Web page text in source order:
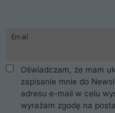
komunikacja ze sklepem
danych osobowych.
ProLine to czysta
Zaopatrzysz się u nas w
takie jak procesory, karty
dyski SSD, M.2 oraz
najlepszy zasilacz
Poza komputerami
Email
Oświadczam, że mam
zapisanie mnie do
adresu e-mail w celu
wyrażam zgodę na